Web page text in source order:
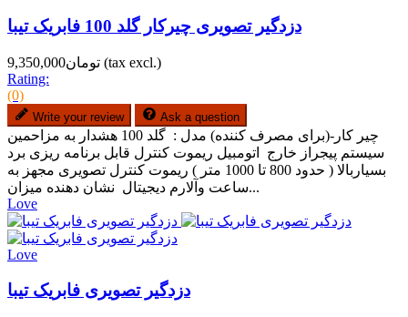
دزدگیر تصویری چیرکار گلد 100 فابریک تیبا
تومان9,350,000 (tax excl.)
Rating:
(0)
Write your review Ask a question
چیر کار-(برای مصرف کننده) مدل : گلد 100 هشدار به مزاحمین
سیستم پیجراز خارج اتومبیل ریموت کنترل قابل برنامه ریزی برد
بسیاربالا ( حدود 800 تا 1000 متر ) ریموت کنترل تصویری مجهز به
ساعت وآلارم دیجیتال نشان دهنده میزان...
Love
Love
دزدگیر تصویری فابریک تیبا